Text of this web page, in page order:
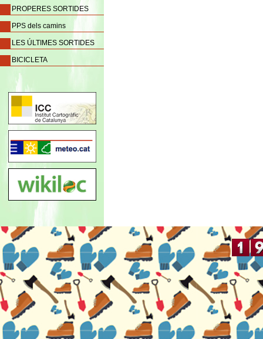
PROPERES SORTIDES
PPS dels camins
LES ÚLTIMES SORTIDES
BICICLETA